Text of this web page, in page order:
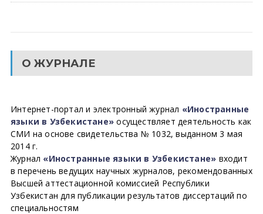
О ЖУРНАЛЕ
Интернет-портал и электронный журнал «Иностранные
языки в Узбекистане» осуществляет деятельность как
СМИ на основе свидетельства № 1032, выданном 3 мая
2014 г.
Журнал «Иностранные языки в Узбекистане» входит
в перечень ведущих научных журналов, рекомендованных
Высшей аттестационной комиссией Республики
Узбекистан для публикации результатов диссертаций по
специальностям